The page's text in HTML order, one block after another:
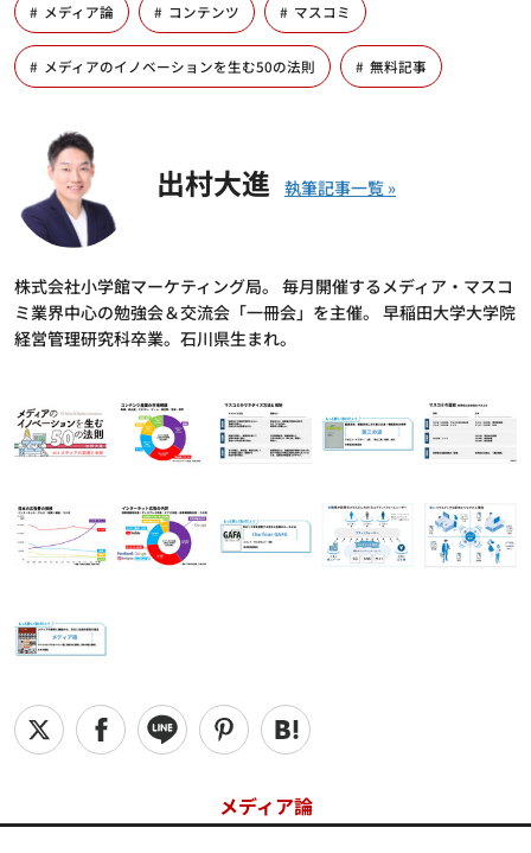
メディア論 コンテンツ マスコミ
メディアのイノベーションを生む50の法則 無料記事
出村大進
株式会社小学館マーケティング局。 毎月開催するメディア・マスコ
ミ業界中心の勉強会＆交流会「一冊会」を主催。 早稲田大学大学院
経営管理研究科卒業。石川県生まれ。
メディア論